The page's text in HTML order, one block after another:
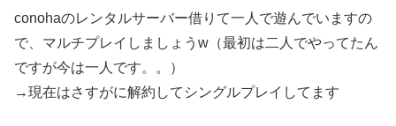
conohaのレンタルサーバー借りて一人で遊んでいますの
で、マルチプレイしましょうw（最初は二人でやってたん
ですが今は一人です。。）
→現在はさすがに解約してシングルプレイしてます